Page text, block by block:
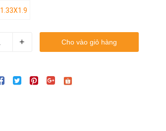
1.33X1.9
+ Cho vào giỏ hàng